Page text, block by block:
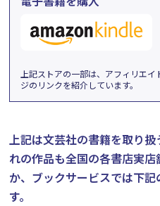
上記ストアの一部は、アフィリエ
ジのリンクを紹介しています。
上記は文芸社の書籍を取り扱
れの作品も全国の各書店実
か、ブックサービスでは下
す。